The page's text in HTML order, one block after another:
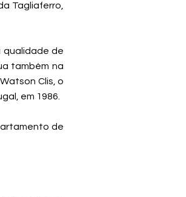
Tagliaferro,
qualidade de
também na
Clis, o
em 1986.
de